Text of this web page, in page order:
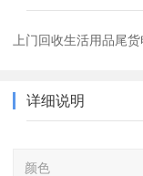
上门回收生活用品尾
详细说明
颜色